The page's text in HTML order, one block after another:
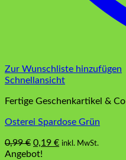
Zur Wunschliste hinzufügen
Schnellansicht
Fertige Geschenkartikel & Co
Osterei Spardose Grün
0,99€ Ursprünglicher
Preis
0,19 €Aktueller
inkl. MwSt.
Angebot!